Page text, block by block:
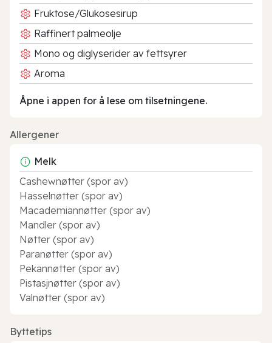
Fruktose/Glukosesirup
Raffinert palmeolje
Mono og diglyserider av fettsyrer
Aroma
Åpne i appen for å lese om tilsetningene.
Allergener
Melk
Cashewnøtter (spor av)
Hasselnøtter (spor av)
Macademiannøtter (spor av)
Mandler (spor av)
Nøtter (spor av)
Paranøtter (spor av)
Pekannøtter (spor av)
Pistasjnøtter (spor av)
Valnøtter (spor av)
Byttetips